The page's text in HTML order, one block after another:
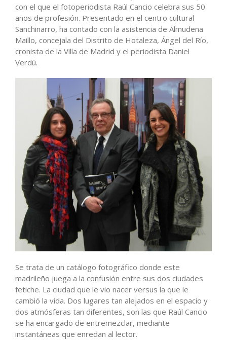
con el que el fotoperiodista Raúl Cancio celebra sus 50
años de profesión. Presentado en el centro cultural
Sanchinarro, ha contado con la asistencia de Almudena
Maillo, concejala del Distrito de Hotaleza, Ángel del Río,
cronista de la Villa de Madrid y el periodista Daniel
Verdú.
Se trata de un catálogo fotográfico donde este
madrileño juega a la confusión entre sus dos ciudades
fetiche. La ciudad que le vio nacer versus la que le
cambió la vida. Dos lugares tan alejados en el espacio y
dos atmósferas tan diferentes, son las que Raúl Cancio
se ha encargado de entremezclar, mediante
instantáneas que enredan al lector.